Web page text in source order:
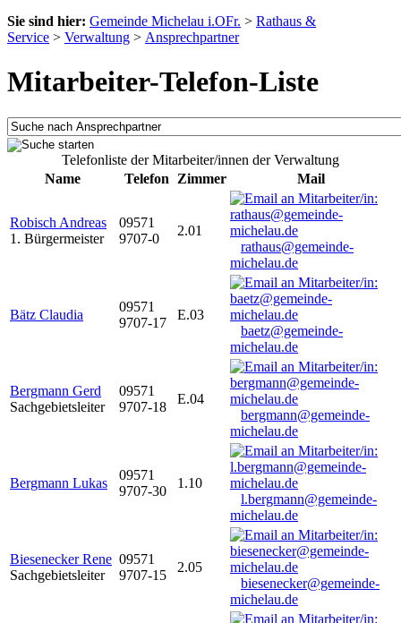
Sie sind hier: Gemeinde Michelau i.OFr. > Rathaus &
Service > Verwaltung > Ansprechpartner
Mitarbeiter-Telefon-Liste
Telefonliste der Mitarbeiter/innen der Verwaltung
Name
Telefon Zimmer Mail
Robisch Andreas
1. Bürgermeister
09571
9707-0
2.01
rathaus@gemeinde-
michelau.de
Bätz Claudia
09571
9707-17
E.03
baetz@gemeinde-
michelau.de
Bergmann Gerd
Sachgebietsleiter
09571
9707-18
E.04
bergmann@gemeinde-
michelau.de
Bergmann Lukas
09571
9707-30
1.10
l.bergmann@gemeinde-
michelau.de
Biesenecker Rene
Sachgebietsleiter
09571
9707-15
2.05
biesenecker@gemeinde-
michelau.de